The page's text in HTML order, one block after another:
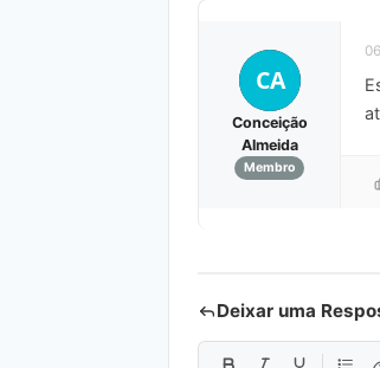
CA
Conceição
Almeida
Membro
Deixar uma